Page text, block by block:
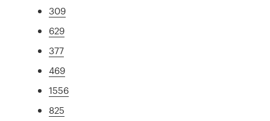
309
629
377
469
1556
825